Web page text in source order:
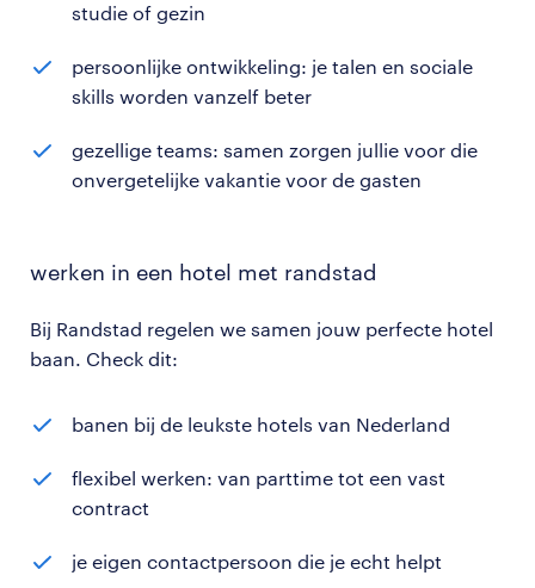
studie of gezin
persoonlijke ontwikkeling: je talen en sociale
skills worden vanzelf beter
gezellige teams: samen zorgen jullie voor die
onvergetelijke vakantie voor de gasten
werken in een hotel met randstad
Bij Randstad regelen we samen jouw perfecte hotel
baan. Check dit:
banen bij de leukste hotels van Nederland
flexibel werken: van parttime tot een vast
contract
je eigen contactpersoon die je echt helpt